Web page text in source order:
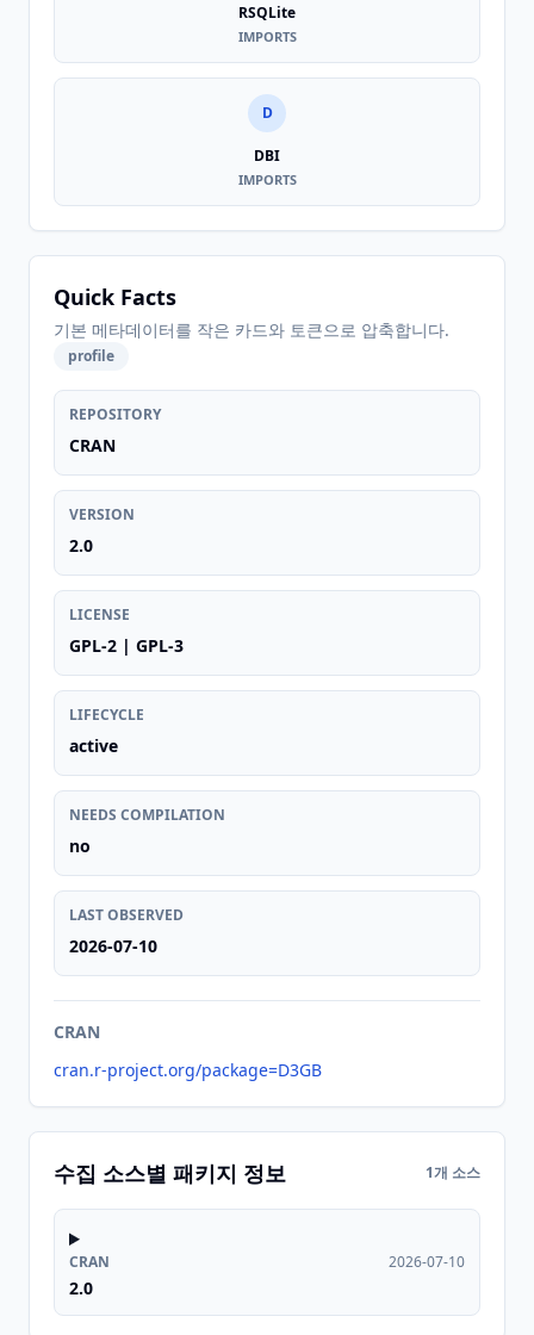
RSQLite
IMPORTS
D
DBI
IMPORTS
Quick Facts
기본 메타데이터를 작은 카드와 토큰으로 압축합니다.
profile
REPOSITORY
CRAN
VERSION
2.0
LICENSE
GPL-2 | GPL-3
LIFECYCLE
active
NEEDS COMPILATION
no
LAST OBSERVED
2026-07-10
CRAN
cran.r-project.org/package=D3GB
수집 소스별 패키지 정보 1개 소스
CRAN
2.0
2026-07-10